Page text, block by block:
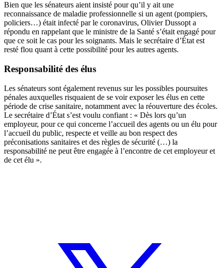
Bien que les sénateurs aient insisté pour qu’il y ait une
reconnaissance de maladie professionnelle si un agent (pompiers,
policiers…) était infecté par le coronavirus, Olivier Dussopt a
répondu en rappelant que le ministre de la Santé s’était engagé pour
que ce soit le cas pour les soignants. Mais le secrétaire d’État est
resté flou quant à cette possibilité pour les autres agents.
Responsabilité des élus
Les sénateurs sont également revenus sur les possibles poursuites
pénales auxquelles risquaient de se voir exposer les élus en cette
période de crise sanitaire, notamment avec la réouverture des écoles.
Le secrétaire d’État s’est voulu confiant : « Dès lors qu’un
employeur, pour ce qui concerne l’accueil des agents ou un élu pour
l’accueil du public, respecte et veille au bon respect des
préconisations sanitaires et des règles de sécurité (…) la
responsabilité ne peut être engagée à l’encontre de cet employeur et
de cet élu ».